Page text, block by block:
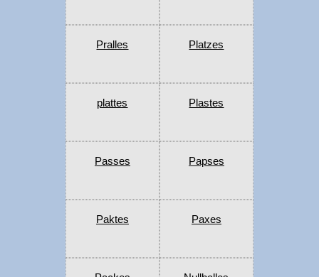
Pralles Platzes
plattes Plastes
Passes Papses
Paktes Paxes